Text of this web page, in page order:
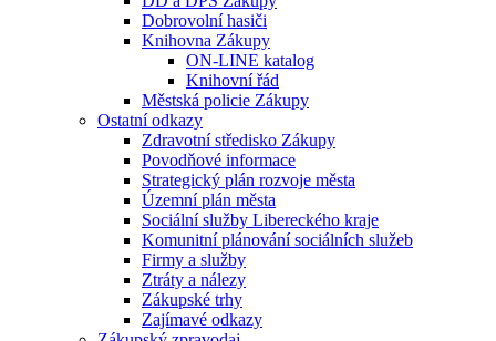
Dobrovolní hasiči
Knihovna Zákupy
ON-LINE katalog
Knihovní řád
Městská policie Zákupy
Ostatní odkazy
Zdravotní středisko Zákupy
Povodňové informace
Strategický plán rozvoje města
Územní plán města
Sociální služby Libereckého kraje
Komunitní plánování sociálních služeb
Firmy a služby
Ztráty a nálezy
Zákupské trhy
Zajímavé odkazy